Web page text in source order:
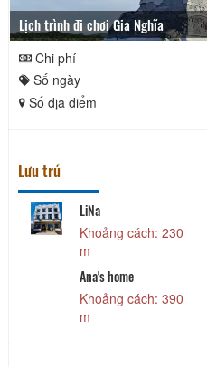
Lịch trình đi chơi Gia Nghĩa
Chi phí
Số ngày
Số địa điểm
Lưu trú
LiNa
Khoảng cách: 230
m
Ana's home
Khoảng cách: 390
m